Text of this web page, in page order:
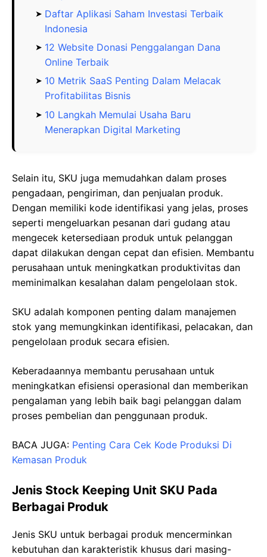
Daftar Aplikasi Saham Investasi Terbaik
Indonesia
12 Website Donasi Penggalangan Dana
Online Terbaik
10 Metrik SaaS Penting Dalam Melacak
Profitabilitas Bisnis
10 Langkah Memulai Usaha Baru
Menerapkan Digital Marketing
Selain itu, SKU juga memudahkan dalam proses
pengadaan, pengiriman, dan penjualan produk.
Dengan memiliki kode identifikasi yang jelas, proses
seperti mengeluarkan pesanan dari gudang atau
mengecek ketersediaan produk untuk pelanggan
dapat dilakukan dengan cepat dan efisien. Membantu
perusahaan untuk meningkatkan produktivitas dan
meminimalkan kesalahan dalam pengelolaan stok.
SKU adalah komponen penting dalam manajemen
stok yang memungkinkan identifikasi, pelacakan, dan
pengelolaan produk secara efisien.
Keberadaannya membantu perusahaan untuk
meningkatkan efisiensi operasional dan memberikan
pengalaman yang lebih baik bagi pelanggan dalam
proses pembelian dan penggunaan produk.
BACA JUGA: Penting Cara Cek Kode Produksi Di
Kemasan Produk
Jenis Stock Keeping Unit SKU Pada
Berbagai Produk
Jenis SKU untuk berbagai produk mencerminkan
kebutuhan dan karakteristik khusus dari masing-